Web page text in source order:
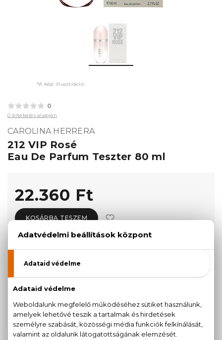
*A kép illusztráció
0
0 értékelés alapján
CAROLINA HERRERA
212 VIP Rosé
Eau De Parfum Teszter 80 ml
22.360 Ft
KOSÁRBA TESZEM
KAPCSOLÓDÓ TERMÉKEK